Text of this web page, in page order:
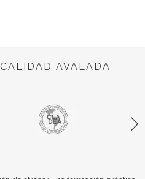
AVALADA